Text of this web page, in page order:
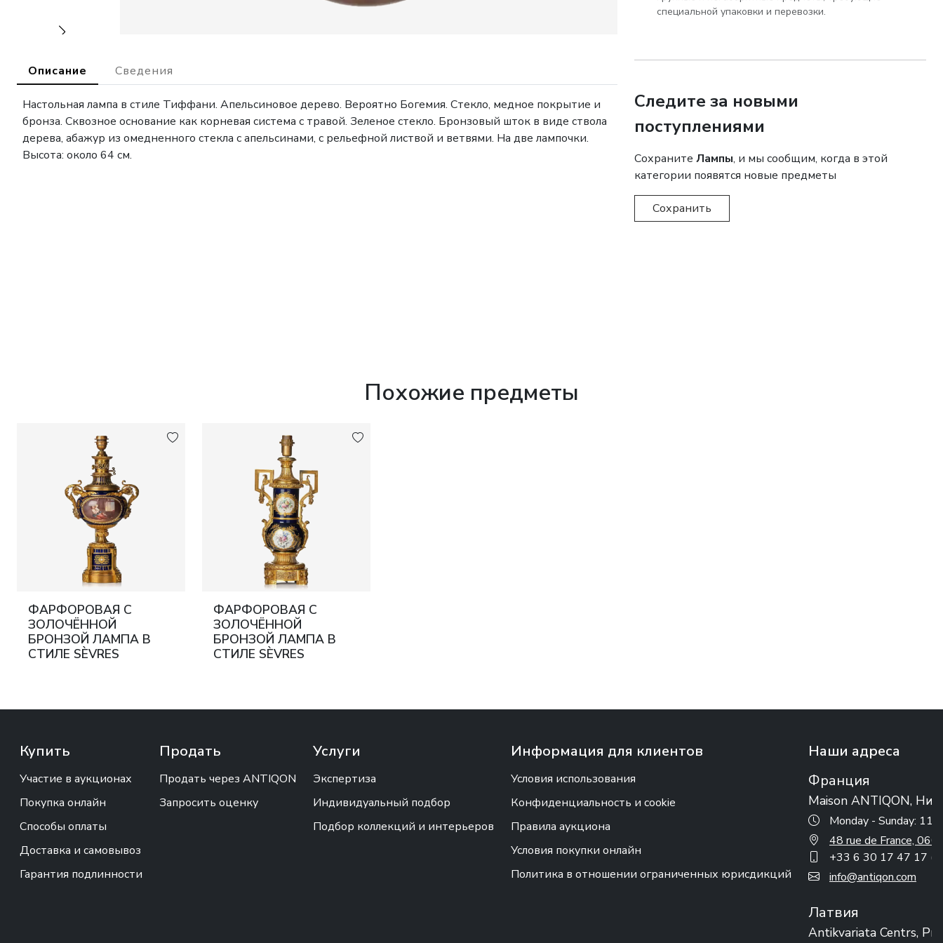
специальной упаковки и перевозки.
Описание Сведения
Настольная лампа в стиле Тиффани. Апельсиновое дерево. Вероятно Богемия. Стекло, медное покрытие и
бронза. Сквозное основание как корневая система с травой. Зеленое стекло. Бронзовый шток в виде ствола
дерева, абажур из омедненного стекла с апельсинами, с рельефной листвой и ветвями. На две лампочки.
Высота: около 64 см.
Следите за новыми
поступлениями
Сохраните Лампы, и мы сообщим, когда в этой
категории появятся новые предметы
Сохранить
Похожие предметы
ФАРФОРОВАЯ С
ЗОЛОЧЁННОЙ
БРОНЗОЙ ЛАМПА В
СТИЛЕ SÈVRES
ФАРФОРОВАЯ С
ЗОЛОЧЁННОЙ
БРОНЗОЙ ЛАМПА В
СТИЛЕ SÈVRES
Купить
Участие в аукционах
Покупка онлайн
Способы оплаты
Доставка и самовывоз
Гарантия подлинности
Продать
Продать через ANTIQON
Запросить оценку
Услуги
Экспертиза
Индивидуальный подбор
Подбор коллекций и интерьеров
Информация для клиентов
Условия использования
Конфиденциальность и cookie
Правила аукциона
Условия покупки онлайн
Политика в отношении ограниченных юрисдикций
Наши адреса
Франция
Maison ANTIQON,
Monday - Sunday:
48 rue de France,
+33 6 30 17 47 17
info@antiqon.com
Латвия
Antikvariata Centrs,